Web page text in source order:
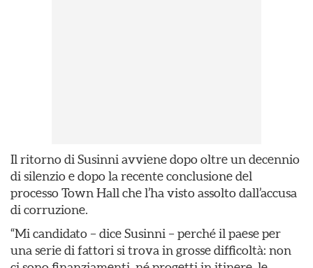
Il ritorno di Susinni avviene dopo oltre un decennio
di silenzio e dopo la recente conclusione del
processo Town Hall che l’ha visto assolto dall’accusa
di corruzione.
“Mi candidato – dice Susinni – perché il paese per
una serie di fattori si trova in grosse difficoltà: non